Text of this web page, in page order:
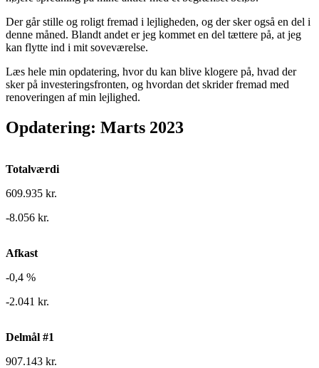
Der går stille og roligt fremad i lejligheden, og der sker også en del i
denne måned. Blandt andet er jeg kommet en del tættere på, at jeg
kan flytte ind i mit soveværelse.
Læs hele min opdatering, hvor du kan blive klogere på, hvad der
sker på investeringsfronten, og hvordan det skrider fremad med
renoveringen af min lejlighed.
Opdatering: Marts 2023
Totalværdi
609.935 kr.
-8.056 kr.
Afkast
-0,4 %
-2.041 kr.
Delmål #1
907.143 kr.